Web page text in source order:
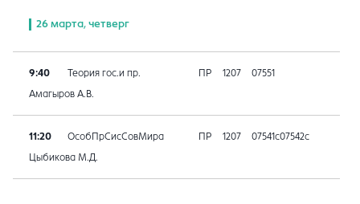
26 марта, четверг
9:40 Теория гос.и пр. ПР 1207 07551
Амагыров А.В.
11:20 ОсобПрСисСовМира ПР 1207 07541с07542с
Цыбикова М.Д.